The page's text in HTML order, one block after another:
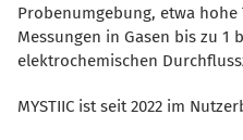
Probenumgebung, etwa
Messungen in Gasen bis zu 1
elektrochemischen
MYSTIIC ist seit 2022 im